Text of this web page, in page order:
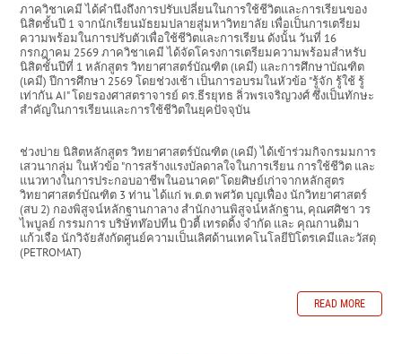
ภาควิชาเคมี ได้คำนึงถึงการปรับเปลี่ยนในการใช้ชีวิตและการเรียนของ
นิสิตชั้นปี 1 จากนักเรียนมัธยมปลายสู่มหาวิทยาลัย เพื่อเป็นการเตรียม
ความพร้อมในการปรับตัวเพื่อใช้ชีวิตและการเรียน ดังนั้น วันที่ 16
กรกฎาคม 2569 ภาควิชาเคมี ได้จัดโครงการเตรียมความพร้อมสำหรับ
นิสิตชั้นปีที่ 1 หลักสูตร วิทยาศาสตร์บัณฑิต (เคมี) และการศึกษาบัณฑิต
(เคมี) ปีการศึกษา 2569 โดยช่วงเช้า เป็นการอบรมในหัวข้อ "รู้จัก รู้ใช้ รู้
เท่ากัน AI" โดยรองศาสตราจารย์ ดร.ธีรยุทธ ลิ่วพรเจริญวงศ์ ซึ่งเป็นทักษะ
สำคัญในการเรียนและการใช้ชีวิตในยุคปัจจุบัน
ช่วงบ่าย นิสิตหลักสูตร วิทยาศาสตร์บัณฑิต (เคมี) ได้เข้าร่วมกิจกรมมการ
เสวนากลุ่ม ในหัวข้อ "การสร้างแรงบัลดาลใจในการเรียน การใช้ชีวิต และ
แนวทางในการประกอบอาชีพในอนาคต" โดยศิษย์เก่าจากหลักสูตร
วิทยาศาสตร์บัณฑิต 3 ท่าน ได้แก่ พ.ต.ต พศวัต บุญเฟื่อง นักวิทยาศาสตร์
(สบ 2) กองพิสูจน์หลักฐานกาลาง สำนักงานพิสูจน์หลักฐาน, คุณศศิชา วร
ไพบูลย์ กรรมการ บริษัทท๊อปทีน บิวตี้ เทรดดิ้ง จำกัด และ คุณกานติมา
แก้วเจือ นักวิจัยสังกัดศูนย์ความเป็นเลิศด้านเทคโนโลยีปิโตรเคมีและวัสดุ
(PETROMAT)
READ MORE